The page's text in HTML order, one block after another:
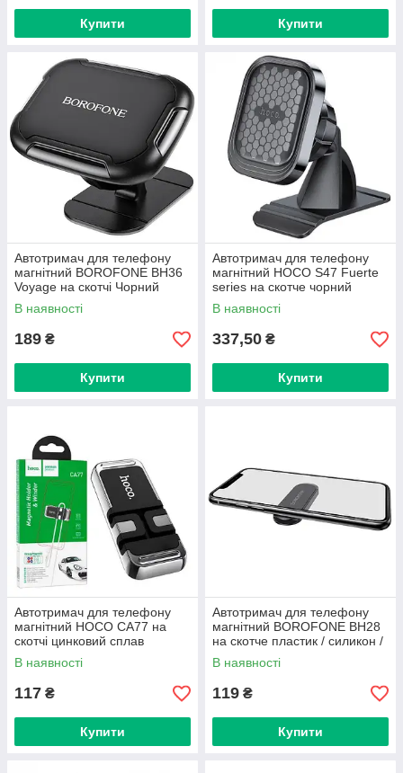
Купити Купити
Автотримач для телефону
магнітний BOROFONE BH36
Voyage на скотчі Чорний
В наявності
189 ₴
Купити
Автотримач для телефону
магнітний HOCO S47 Fuerte
series на скотче чорний
В наявності
337,50 ₴
Купити
Автотримач для телефону
магнітний HOCO CA77 на
скотчі цинковий сплав
В наявності
117 ₴
Купити
Автотримач для телефону
магнітний BOROFONE BH28
на скотче пластик / силикон /
чорний
В наявності
119 ₴
Купити